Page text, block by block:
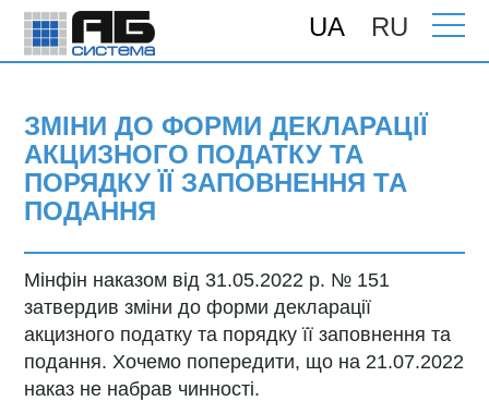
UA RU
Головна>Новини> Зміни до форми
ЗМІНИ ДО ФОРМИ ДЕКЛАРАЦІЇ
АКЦИЗНОГО ПОДАТКУ ТА
ПОРЯДКУ ЇЇ ЗАПОВНЕННЯ ТА
ПОДАННЯ
Мінфін наказом від 31.05.2022 р. № 151
затвердив зміни до форми декларації
акцизного податку та порядку її заповнення та
подання. Хочемо попередити, що на 21.07.2022
наказ не набрав чинності.